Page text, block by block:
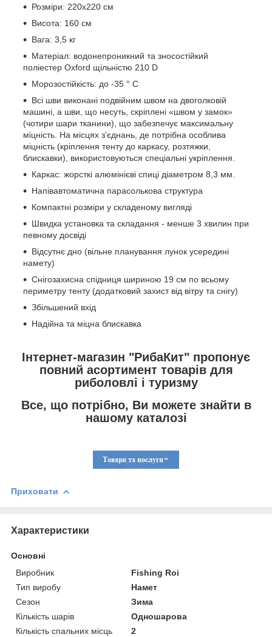
Розміри: 220x220 см
Висота: 160 см
Вага: 3,5 кг
Матеріал: водонепроникний та зносостійкий
поліестер Oxford щільністю 210 D
Морозостійкість: до -35 ° С
Всі шви виконані подвійним швом на двоголковій
машині, а шви, що несуть, скріплені «швом у замок»
(чотири шари тканини), що забезпечує максимальну
міцність. На місцях з'єднань, де потрібна особлива
міцність (кріплення тенту до каркасу, розтяжки,
блискавки), використовуються спеціальні укріплення.
Каркас: жорсткі алюмінієві спиці діаметром 8,3 мм.
Напівавтоматична парасолькова структура
Компактні розміри у складеному вигляді
Швидка установка та складання - менше 3 хвилин при
певному досвіді
Відсутнє дно (вільне планування лунок усередині
намету)
Снігозахисна спідниця шириною 19 см по всьому
периметру тенту (додатковий захист від вітру та снігу)
Збільшений вхід
Надійна та міцна блискавка
Інтернет-магазин "РибаКит" пропонує
повний асортимент товарів для
риболовлі і туризму
Все, що потрібно, Ви можете знайти в
нашому каталозі
Приховати
Характеристики
Основні
Виробник
Fishing Roi
Тип виробу
Намет
Сезон
Зима
Кількість шарів
Одношарова
Кількість спальних місць
2